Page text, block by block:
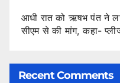
आधी रात को ऋषभ पंत ने
सीएम से की मांग, कहा-
Recent Comments